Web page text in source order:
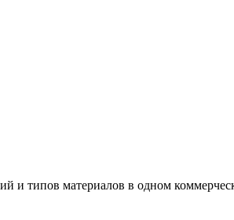
и типов материалов в одном